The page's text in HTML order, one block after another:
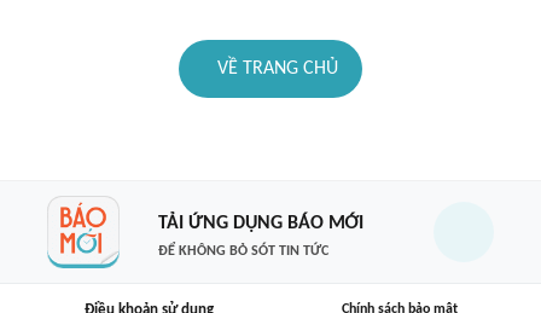
VỀ TRANG CHỦ
TẢI ỨNG DỤNG BÁO MỚI
ĐỂ KHÔNG BỎ SÓT TIN TỨC
Điều khoản sử dụng Chính sách bảo mật